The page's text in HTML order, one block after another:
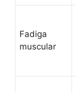
Fadiga
muscular